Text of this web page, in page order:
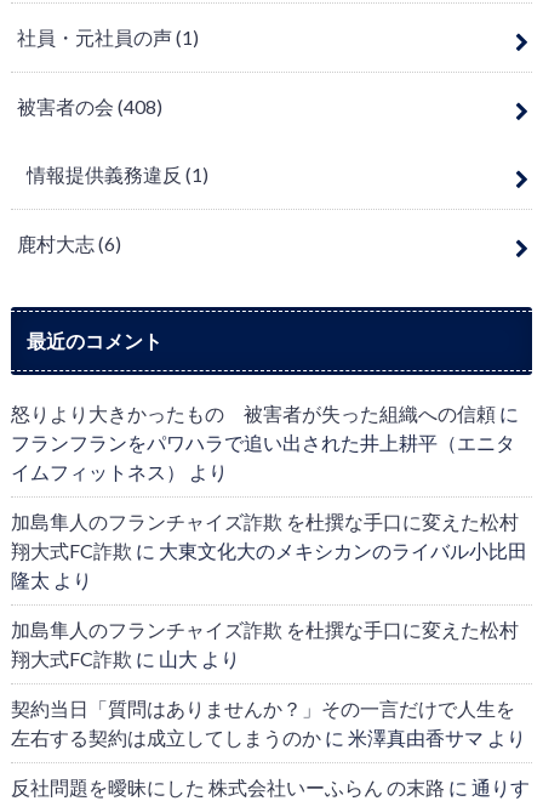
社員・元社員の声(1)
被害者の会 (408)
情報提供義務違反 (1)
鹿村大志(6)
最近のコメント
怒りより大きかったもの 被害者が失った組織への信頼に
フランフランをパワハラで追い出された井上耕平（エニタ
イムフィットネス）
より
加島隼人のフランチャイズ詐欺 を杜撰な手口に変えた松村
翔大式FC詐欺 に 大東文化大のメキシカンのライバル小比田
隆太 より
加島隼人のフランチャイズ詐欺 を杜撰な手口に変えた松村
翔大式FC詐欺 に 山大 より
契約当日「質問はありませんか？」その一言だけで人生を
左右する契約は成立してしまうのかに 米澤真由香サマ より
反社問題を曖昧にした 株式会社いーふらん の末路 に 通りす